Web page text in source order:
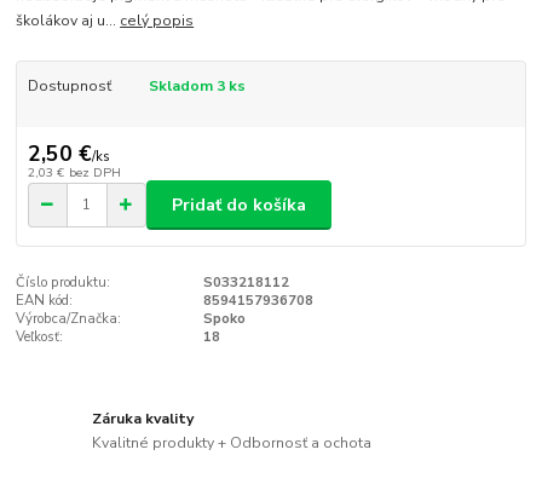
školákov aj u... celý popis
Dostupnosť Skladom 3 ks
2,50 €/ks
2,03 € bez DPH
Pridať do košíka
Číslo produktu:
S033218112
EAN kód:
8594157936708
Výrobca/Značka:
Spoko
Veľkosť:
18
Záruka kvality
Kvalitné produkty + Odbornosť a ochota